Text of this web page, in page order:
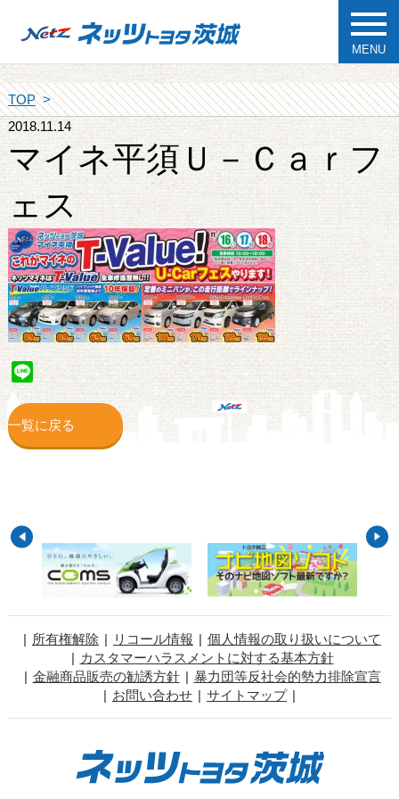
MENU
TOP
2018.11.14
マイネ平須Ｕ－Ｃａｒフ
ェス
Line
一覧に戻る
所有権解除 リコール情報
個人情報の取り扱いについて
カスタマーハラスメントに対する基本方針
金融商品販売の勧誘方針
暴力団等反社会的勢力排除宣言
お問い合わせ
サイトマップ